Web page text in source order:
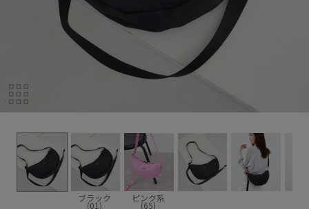
ブラック
(01)
ピンク系
(65)